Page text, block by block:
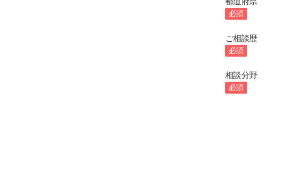
必須
ご相談歴
必須
相談分野
必須